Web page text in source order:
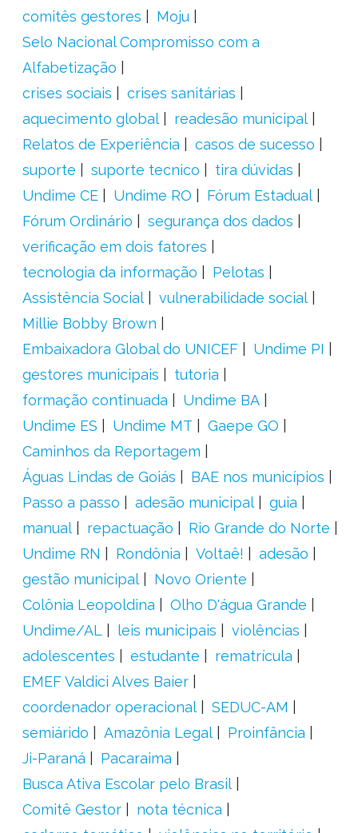
comitês gestores
Moju
Selo Nacional Compromisso com a
Alfabetização
crises sociais
crises sanitárias
aquecimento global
readesão municipal
Relatos de Experiência
casos de sucesso
suporte
suporte tecnico
tira dúvidas
Undime CE
Undime RO
Fórum Estadual
Fórum Ordinário
segurança dos dados
verificação em dois fatores
tecnologia da informação
Pelotas
Assistência Social
vulnerabilidade social
Millie Bobby Brown
Embaixadora Global do UNICEF
Undime PI
gestores municipais
tutoria
formação continuada
Undime BA
Undime ES
Undime MT
Gaepe GO
Caminhos da Reportagem
Águas Lindas de Goiás
BAE nos municípios
Passo a passo
adesão municipal
guia
manual
repactuação
Rio Grande do Norte
Undime RN
Rondônia Voltaê!
adesão
gestão municipal
Novo Oriente
Colônia Leopoldina
Olho D'água Grande
Undime/AL
leis municipais
violências
adolescentes
estudante
rematrícula
EMEF Valdici Alves Baier
coordenador operacional
SEDUC-AM
semiárido
Amazônia Legal
Proinfância
Ji-Paraná
Pacaraima
Busca Ativa Escolar pelo Brasil
Comitê Gestor
nota técnica